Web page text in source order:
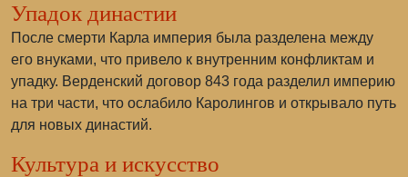
Упадок династии
После смерти Карла империя была разделена между
его внуками, что привело к внутренним конфликтам и
упадку. Верденский договор 843 года разделил империю
на три части, что ослабило Каролингов и открывало путь
для новых династий.
Культура и искусство